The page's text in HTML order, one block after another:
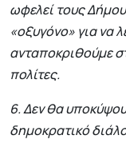
ωφελεί τους
«οξυγόνο» για να
ανταποκριθούμε
πολίτες.
6. Δεν θα
δημοκρατικό